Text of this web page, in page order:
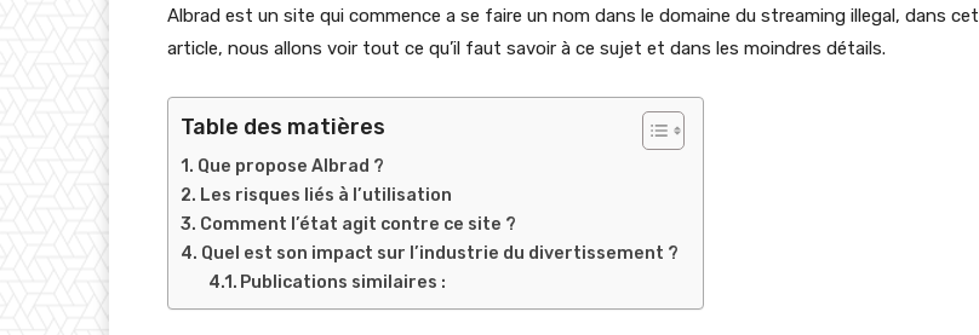
Albrad est un site qui commence a se faire un nom dans le domaine du streaming illegal, dans cet
article, nous allons voir tout ce qu’il faut savoir à ce sujet et dans les moindres détails.
Table des matières
Que propose Albrad ?
Les risques liés à l’utilisation
Comment l’état agit contre ce site ?
Quel est son impact sur l’industrie du divertissement ?
Publications similaires :